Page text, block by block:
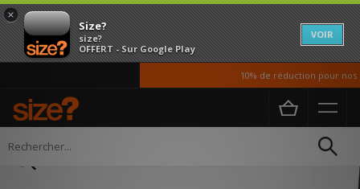
×
Size?
size?
OFFERT - Sur Google Play
VOIR
10% de réduction pour nos
Accueil Femme